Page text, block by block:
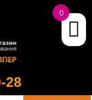
28
0